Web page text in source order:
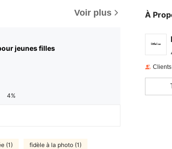
Voir plus
jeunes filles
4%
(1) fidèle à la photo (1)
À